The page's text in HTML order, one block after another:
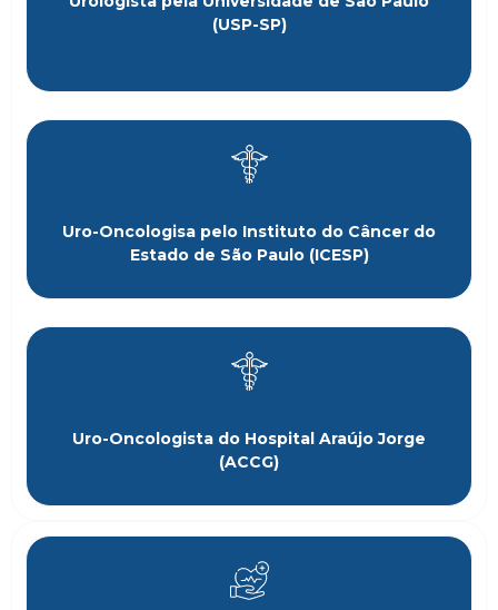
(USP-SP)
Uro-Oncologisa pelo Instituto do Câncer do
Estado de São Paulo (ICESP)
Uro-Oncologista do Hospital Araújo Jorge
(ACCG)